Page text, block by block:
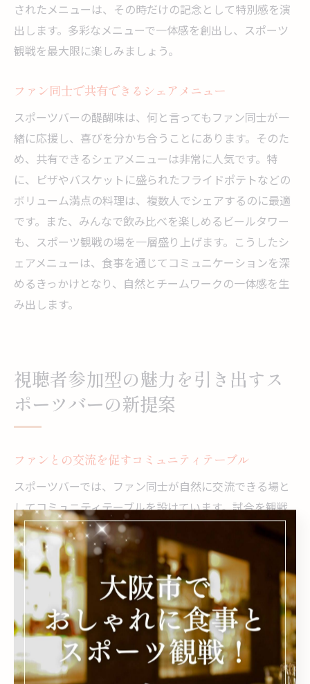
されたメニューは、その時だけの記念として特別感を演
出します。多彩なメニューで一体感を創出し、スポーツ
観戦を最大限に楽しみましょう。
ファン同士で共有できるシェアメニュー
スポーツバーの醍醐味は、何と言ってもファン同士が一
緒に応援し、喜びを分かち合うことにあります。そのた
め、共有できるシェアメニューは非常に人気です。特
に、ピザやバスケットに盛られたフライドポテトなどの
ボリューム満点の料理は、複数人でシェアするのに最適
です。また、みんなで飲み比べを楽しめるビールタワー
も、スポーツ観戦の場を一層盛り上げます。こうしたシ
ェアメニューは、食事を通じてコミュニケーションを深
めるきっかけとなり、自然とチームワークの一体感を生
み出します。
視聴者参加型の魅力を引き出すス
ポーツバーの新提案
ファンとの交流を促すコミュニティテーブル
スポーツバーでは、ファン同士が自然に交流できる場と
してコミュニティテーブルを設けています。試合を観戦
しながら、お互いに応援するチームや選手の話題で盛り
上がることができるのがこのテーブルの魅力です。コミ
ュニティテーブルはグループでの利用が多いですが、一
人で訪れたファンが参加しても温かく迎え入れられる雰
囲気が特徴です。これにより、初めての来店でも気軽に
会話を楽しむことができ、新たな応援仲間を見つけるこ
ともできます。このような環境は、スポーツ観戦をより
一層楽しいイベントに変えてくれます。さらに、店内に